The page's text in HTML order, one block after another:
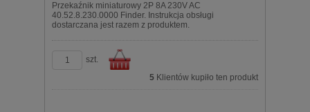
Przekaźnik miniaturowy 2P 8A 230V AC
40.52.8.230.0000 Finder. Instrukcja obsługi
dostarczana jest razem z produktem.
szt.
5 Klientów kupiło ten produkt